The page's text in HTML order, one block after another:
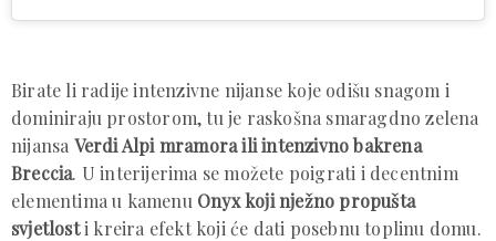
Birate li radije intenzivne nijanse koje odišu snagom i
dominiraju prostorom, tu je raskošna smaragdno zelena
nijansa Verdi Alpi mramora ili intenzivno bakrena
Breccia. U interijerima se možete poigrati i decentnim
elementima u kamenu Onyx koji nježno propušta
svjetlosti kreira efekt koji će dati posebnu toplinu domu.